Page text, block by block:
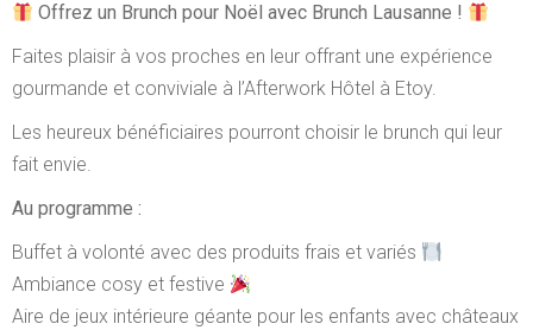
Offrez un Brunch pour Noël avec Brunch Lausanne !
Faites plaisir à vos proches en leur offrant une expérience
gourmande et conviviale à l’Afterwork Hôtel à Etoy.
Les heureux bénéficiaires pourront choisir le brunch qui leur
fait envie.
Au programme :
Buffet à volonté avec des produits frais et variés
Ambiance cosy et festive
Aire de jeux intérieure géante pour les enfants avec châteaux